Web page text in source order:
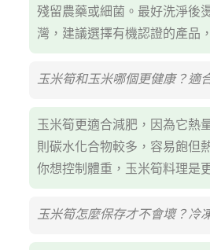
殘留農藥或細菌。最好洗淨後
灣，建議選擇有機認證的產品
玉米筍和玉米哪個更健康？適
玉米筍更適合減肥，因為它熱
則碳水化合物較多，容易飽但
你想控制體重，玉米筍料理是
玉米筍怎麼保存才不會壞？冷